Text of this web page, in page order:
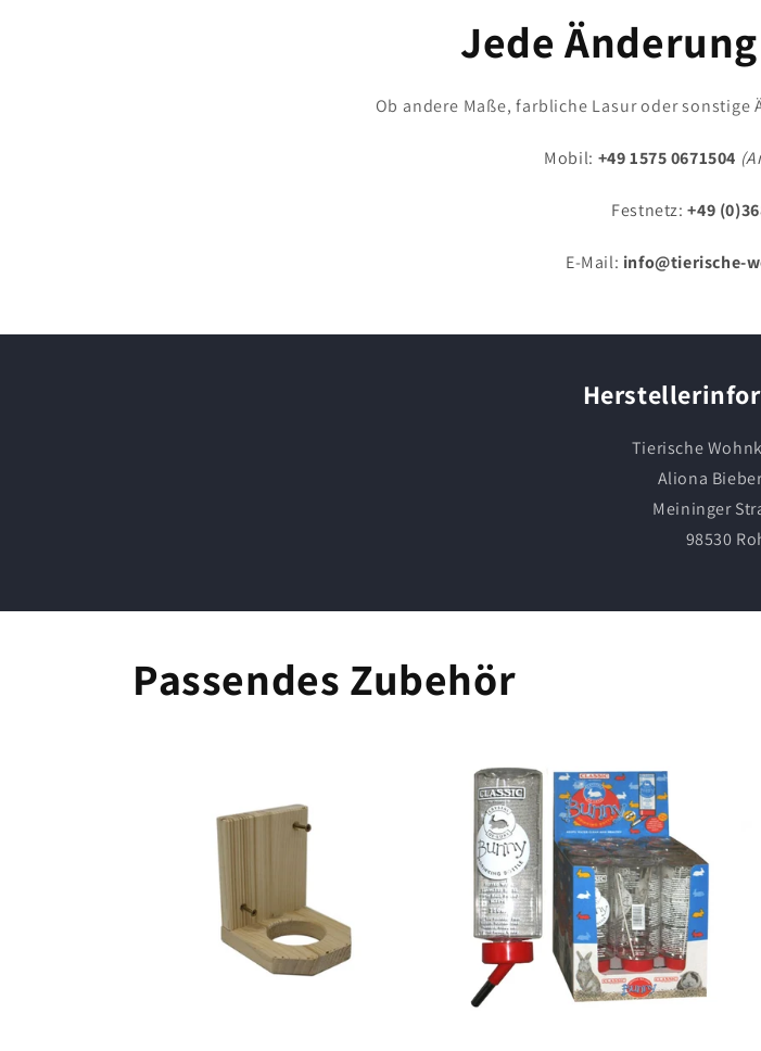
Jede
Ob andere Maße, farbliche Lasur oder
Mobil: +49 1575 0671504
Festnetz: +49
E-Mail: info@tierische-
Tierische
Aliona
Meininger
98530
Passendes Zubehör